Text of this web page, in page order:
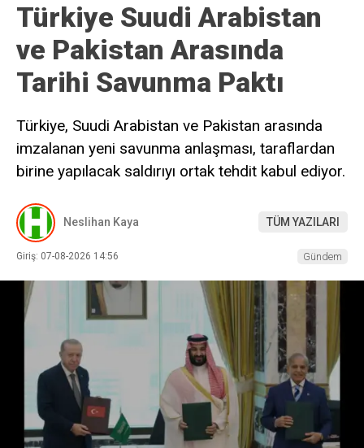
Türkiye Suudi Arabistan
ve Pakistan Arasında
Tarihi Savunma Paktı
Türkiye, Suudi Arabistan ve Pakistan arasında
imzalanan yeni savunma anlaşması, taraflardan
birine yapılacak saldırıyı ortak tehdit kabul ediyor.
Neslihan Kaya TÜM YAZILARI
Giriş: 07-08-2026 14:56 Gündem